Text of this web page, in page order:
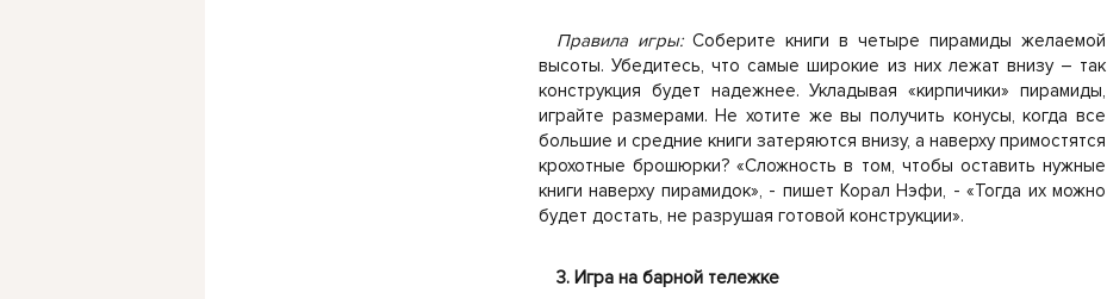
Правила игры: Соберите книги в четыре пирамиды желаемой
высоты. Убедитесь, что самые широкие из них лежат внизу – так
конструкция будет надежнее. Укладывая «кирпичики» пирамиды,
играйте размерами. Не хотите же вы получить конусы, когда все
большие и средние книги затеряются внизу, а наверху примостятся
крохотные брошюрки? «Сложность в том, чтобы оставить нужные
книги наверху пирамидок», - пишет Корал Нэфи, - «Тогда их можно
будет достать, не разрушая готовой конструкции».
3. Игра на барной тележке